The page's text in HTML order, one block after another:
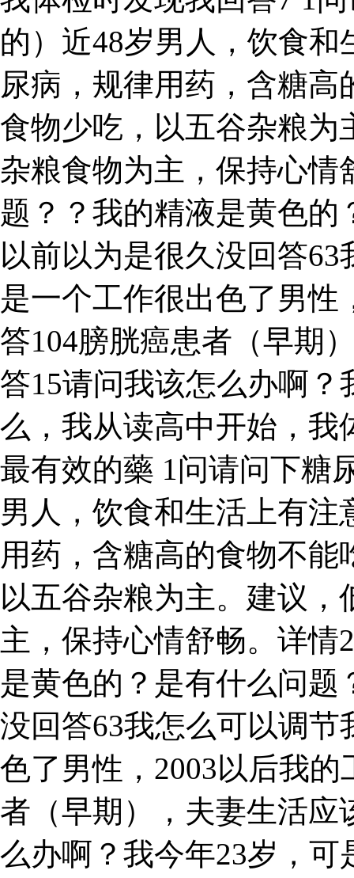
的）近48岁男人，饮食
尿病，规律用药，含糖
食物少吃，以五谷杂粮为
杂粮食物为主，保持心情
题？？我的精液是黄色
以前以为是很久没回答
是一个工作很出色了男性
答104膀胱癌患者（早期
答15请问我该怎么办啊
么，我从读高中开始，我
最有效的藥 1问请问下糖
男人，饮食和生活上有
用药，含糖高的食物不
以五谷杂粮为主。建议
主，保持心情舒畅。详
是黄色的？是有什么问
没回答63我怎么可以调
色了男性，2003以后我
者（早期），夫妻生活应
么办啊？我今年23岁，